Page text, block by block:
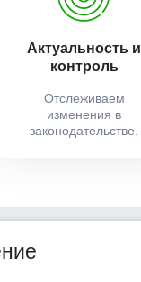
Актуальность и
контроль
Отслеживаем
изменения в
законодательстве.